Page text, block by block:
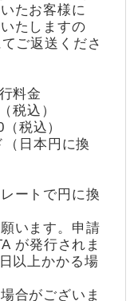
たお客様に
たしますの
ご返送くださ
料金
税込）
税込）
日本円に換
ートで円に換
います。申請
が発行されま
以上かかる場
合がございま